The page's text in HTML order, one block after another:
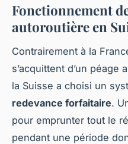
Fonctionnement
autoroutière en
Contrairement à la
s’acquittent d’un péage
la Suisse a choisi un
redevance forfaitaire.
pour emprunter tout le
pendant une période